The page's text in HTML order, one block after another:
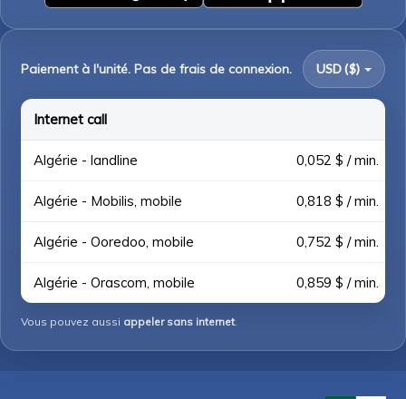
Paiement à l'unité. Pas de frais de connexion. USD ($)
Internet call
Algérie - landline 0,052 $ / min.
Algérie - Mobilis, mobile 0,818 $ / min.
Algérie - Ooredoo, mobile 0,752 $ / min.
Algérie - Orascom, mobile 0,859 $ / min.
Vous pouvez aussi appeler sans internet.